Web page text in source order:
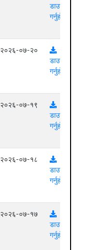
डाउनलोड
गर्नुहोस्
२०२६-०७-२०
डाउनलोड
गर्नुहोस्
२०२६-०७-१९
डाउनलोड
गर्नुहोस्
२०२६-०७-१८
डाउनलोड
गर्नुहोस्
२०२६-०७-१७
डाउनलोड
गर्नुहोस्